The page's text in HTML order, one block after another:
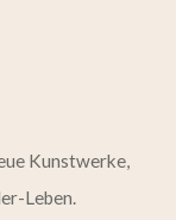
Kunstwerke,
Leben.